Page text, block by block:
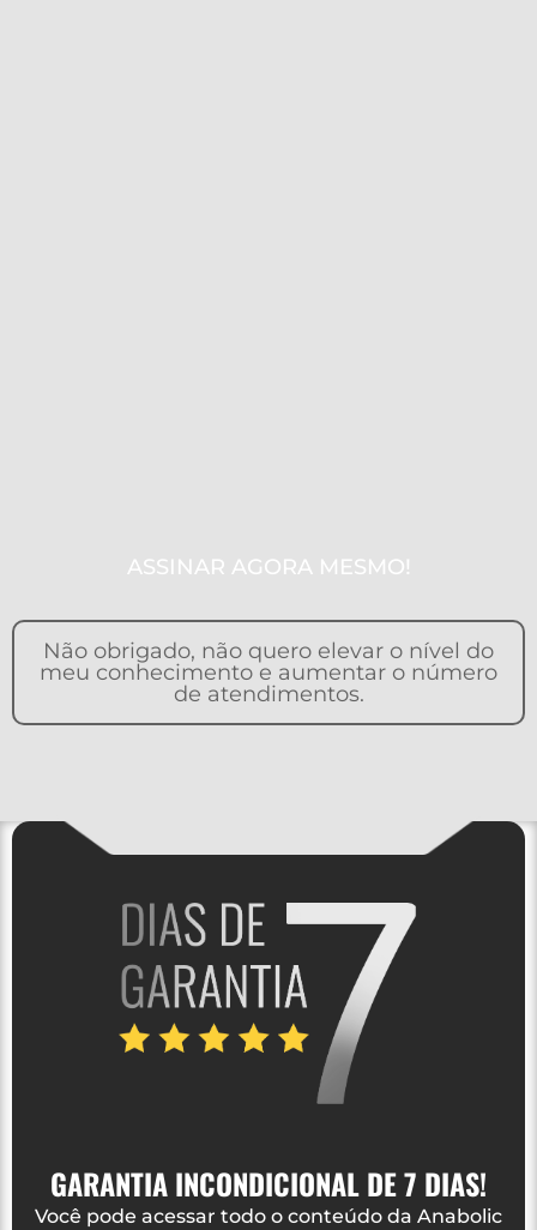
ASSINAR AGORA MESMO!
Não obrigado, não quero elevar o nível do
meu conhecimento e aumentar o número
de atendimentos.
GARANTIA INCONDICIONAL DE 7 DIAS!
Você pode acessar todo o conteúdo da Anabolic